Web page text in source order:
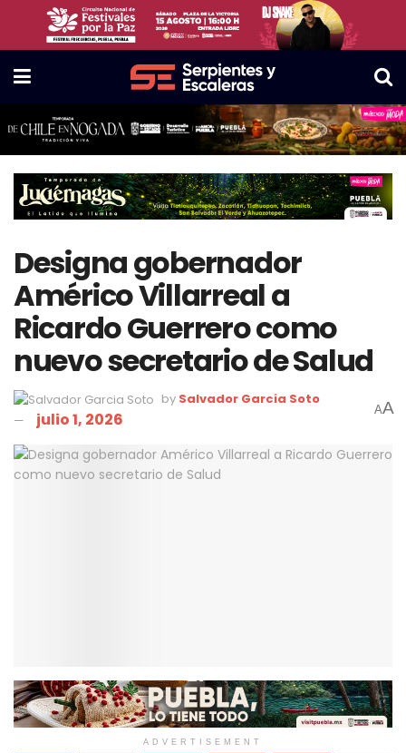
Designa gobernador
Américo Villarreal a
Ricardo Guerrero como
nuevo secretario de Salud
by Salvador Garcia Soto
julio 1, 2026 AA
ADVERTISEMENT